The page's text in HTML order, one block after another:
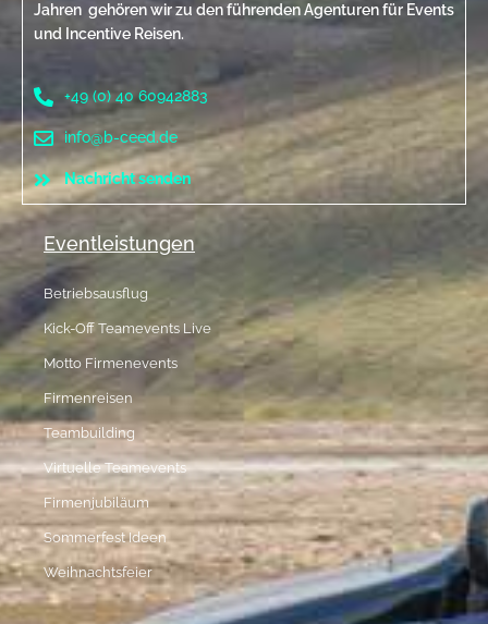
Jahren gehören wir zu den führenden Agenturen für Events
und Incentive Reisen.
+49 (0) 40 60942883
info@b-ceed.de
Nachricht senden
Eventleistungen
Betriebsausflug
Kick-Off Teamevents Live
Motto Firmenevents
Firmenreisen
Teambuilding
Virtuelle Teamevents
Firmenjubiläum
Sommerfest Ideen
Weihnachtsfeier